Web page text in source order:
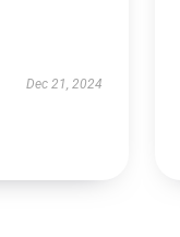
Dec 21, 2024